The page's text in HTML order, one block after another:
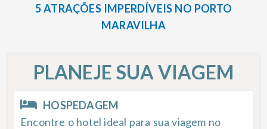
5 ATRAÇÕES IMPERDÍVEIS NO PORTO
MARAVILHA
PLANEJE SUA VIAGEM
HOSPEDAGEM
Encontre o hotel ideal para sua viagem no